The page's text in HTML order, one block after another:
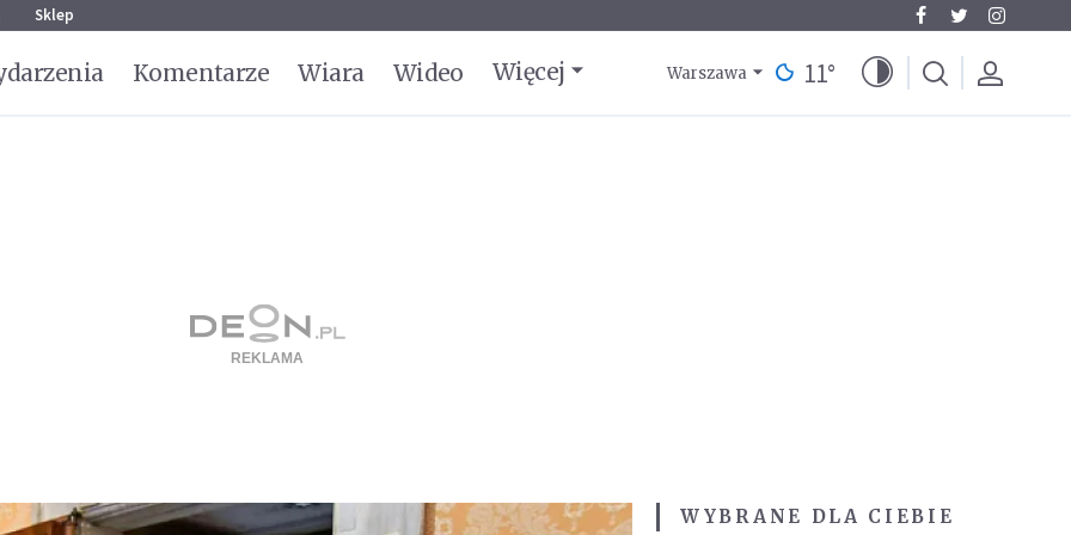
Sklep
Komentarze Wiara Wideo Więcej Warszawa 11°
WYBRANE DLA CIEBIE